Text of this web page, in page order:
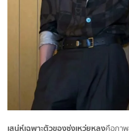
เสน่ห์เฉพาะตัวของซ่งเหว่ยหลงคือภา